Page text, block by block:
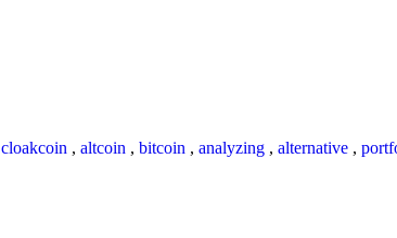
cloakcoin , altcoin , bitcoin , analyzing , alternative ,